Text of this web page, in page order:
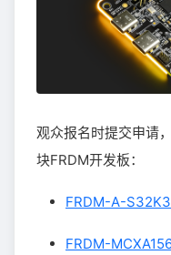
观众报名时提交申请
块FRDM开发板：
FRDM-A-
FRDM-